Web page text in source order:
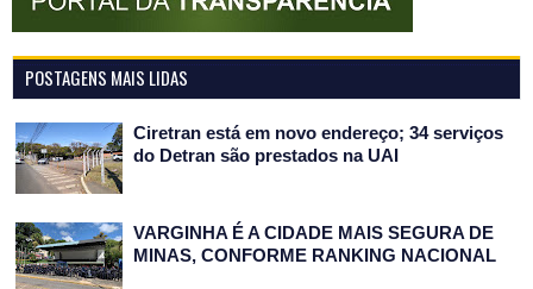
POSTAGENS MAIS LIDAS
Ciretran está em novo endereço; 34 serviços
do Detran são prestados na UAI
VARGINHA É A CIDADE MAIS SEGURA DE
MINAS, CONFORME RANKING NACIONAL